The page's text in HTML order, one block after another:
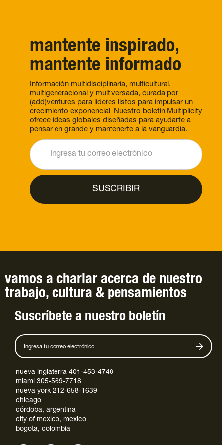
mantente inspirado,
mantente informado
Información multidisciplinaria, multicultural,
multigeneracional y multiversada, curada por
(add)ventures para líderes listos para impulsar un
crecimiento exponencial. Nuestro boletín Multiplicity
ofrece ideas globales diseñadas para ayudarte a
pensar en grande y mantenerte a la vanguardia.
vamos a charlar acerca de nuestro
trabajo, cultura & pensamientos
Suscríbete a nuestro boletín
nueva inglaterra 401-453-4748
miami 305-569-7718
nueva york 212-658-1639
chicago
córdoba, argentina
city of mexico, mexico
bogota, colombia